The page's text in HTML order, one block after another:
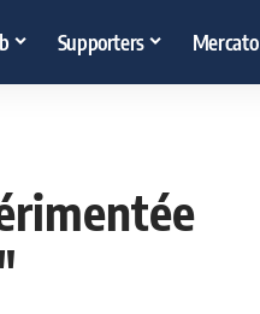
Supporters Mercato